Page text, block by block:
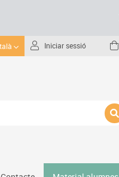
Iniciar sessió